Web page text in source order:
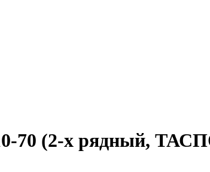
70 (2-х рядный,